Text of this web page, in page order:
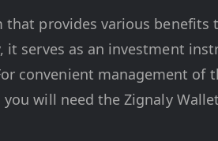
provides various benefits
serves as an investment
convenient management
you will need the Zignaly